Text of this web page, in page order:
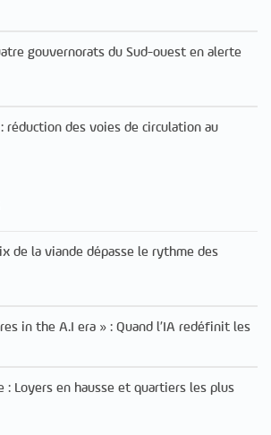
gouvernorats du Sud-ouest en alerte
réduction des voies de circulation au
de la viande dépasse le rythme des
in the A.I era » : Quand l’IA redéfinit les
: Loyers en hausse et quartiers les plus